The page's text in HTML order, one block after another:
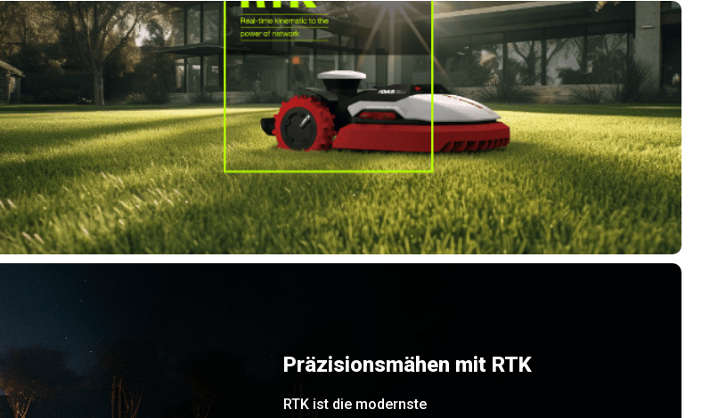
Präzisionsmähen mit RTK
RTK ist die modernste